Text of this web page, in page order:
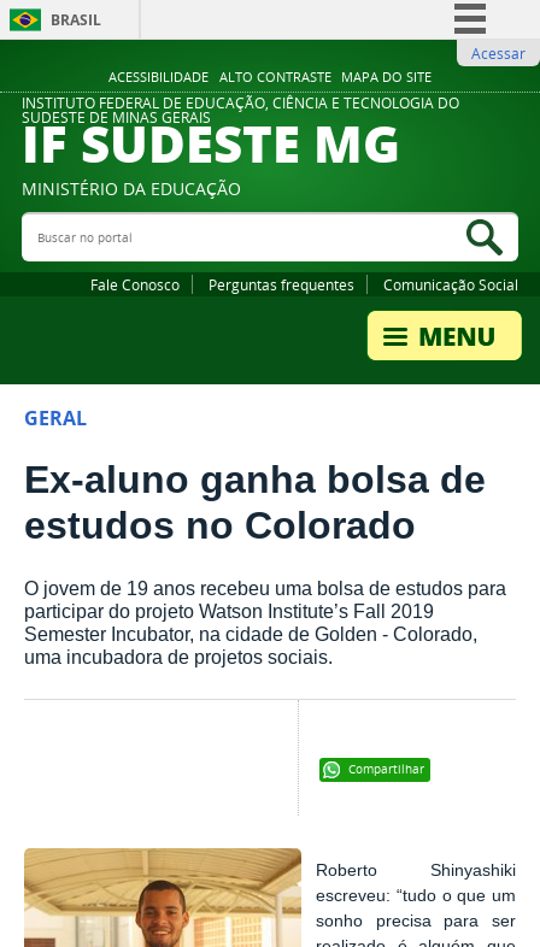
ACESSIBILIDADE ALTO CONTRASTE MAPA DO SITE
BRASIL
Comunica BR
Participe
Legislação
Acessar
INSTITUTO FEDERAL DE EDUCAÇÃO, CIÊNCIA E TECNOLOGIA DO
SUDESTE DE MINAS GERAIS
IF SUDESTE MG
MINISTÉRIO DA EDUCAÇÃO
Buscar no portal
Fale Conosco Perguntas frequentes Comunicação Social
GERAL
Ex-aluno ganha bolsa de
estudos no Colorado
O jovem de 19 anos recebeu uma bolsa de estudos para
participar do projeto Watson Institute’s Fall 2019
Semester Incubator, na cidade de Golden - Colorado,
uma incubadora de projetos sociais.
Compartilhar
Roberto Shinyashiki
escreveu: “tudo o que um
sonho precisa para ser